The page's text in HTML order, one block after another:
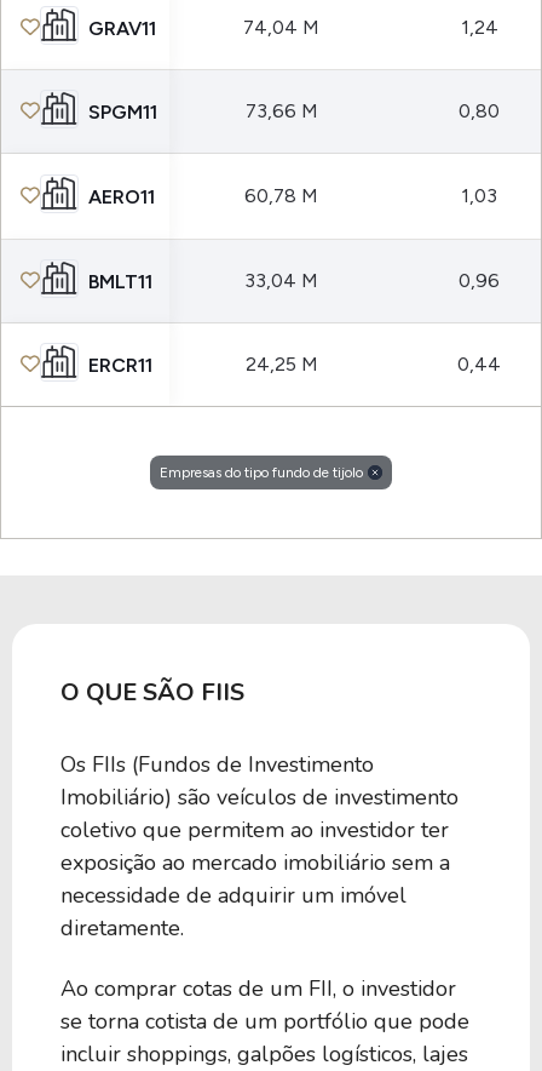
GRAV11 74,04 M 1,24
SPGM11 73,66 M 0,80
AERO11 60,78 M 1,03
BMLT11 33,04 M 0,96
ERCR11 24,25 M 0,44
Empresas do tipo fundo de tijolo
O QUE SÃO FIIS
Os FIIs (Fundos de Investimento
Imobiliário) são veículos de investimento
coletivo que permitem ao investidor ter
exposição ao mercado imobiliário sem a
necessidade de adquirir um imóvel
diretamente.
Ao comprar cotas de um FII, o investidor
se torna cotista de um portfólio que pode
incluir shoppings, galpões logísticos, lajes